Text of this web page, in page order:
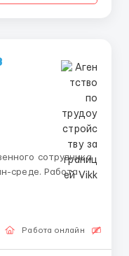
сотрудника
среде. Работа
— только
•
в
Работа онлайн